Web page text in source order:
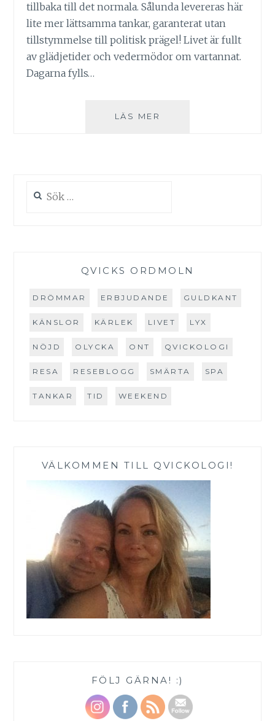
tillbaka till det normala. Sålunda levereras här
lite mer lättsamma tankar, garanterat utan
tillstymmelse till politisk prägel! Livet är fullt
av glädjetider och vedermödor om vartannat.
Dagarna fylls…
LÄS MER
efter:
QVICKS ORDMOLN
DRÖMMAR ERBJUDANDE GULDKANT
KÄNSLOR KÄRLEK LIVET LYX
NÖJD OLYCKA ONT QVICKOLOGI
RESA RESEBLOGG SMÄRTA SPA
TANKAR TID WEEKEND
VÄLKOMMEN TILL QVICKOLOGI!
FÖLJ GÄRNA! :)